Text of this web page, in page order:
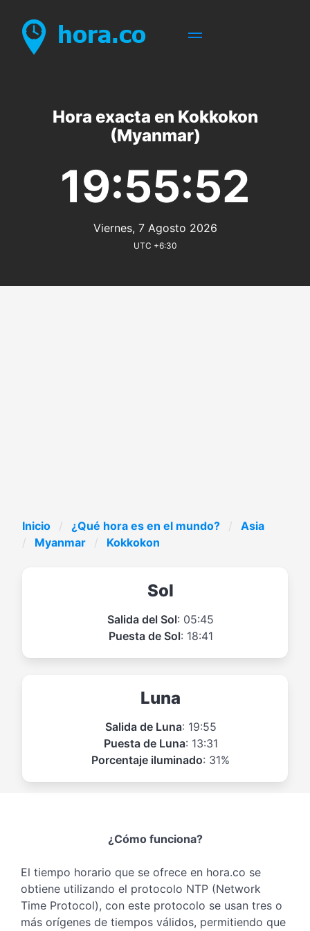
Hora exacta en Kokkokon
(Myanmar)
19:55:52
Viernes, 7 Agosto 2026
UTC +6:30
Inicio ¿Qué hora es en el mundo?
Asia
Myanmar
Kokkokon
Sol
Salida del Sol: 05:45
Puesta de Sol: 18:41
Luna
Salida de Luna: 19:55
Puesta de Luna: 13:31
Porcentaje iluminado: 31%
¿Cómo funciona?
El tiempo horario que se ofrece en hora.co se
obtiene utilizando el protocolo NTP (Network
Time Protocol), con este protocolo se usan tres o
más orígenes de tiempos válidos, permitiendo que